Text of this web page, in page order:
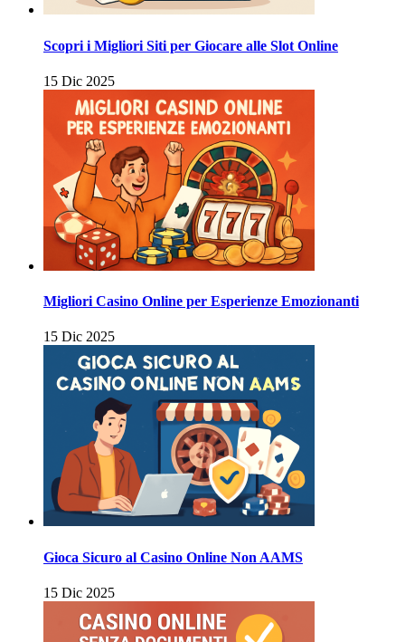
Scopri i Migliori Siti per Giocare alle Slot Online
15 Dic 2025
Migliori Casino Online per Esperienze Emozionanti
15 Dic 2025
Gioca Sicuro al Casino Online Non AAMS
15 Dic 2025